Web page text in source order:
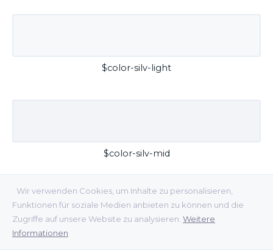
Wir verwenden Cookies, um Inhalte zu personalisieren,
Funktionen für soziale Medien anbieten zu können und die
Zugriffe auf unsere Website zu analysieren. Weitere
Informationen
$color-silv-light
$color-silv-mid